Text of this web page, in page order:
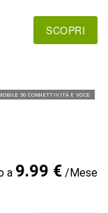
SCOPRI
5G CONNETTIVITÀ E VOCE
a 9.99 €/Mese